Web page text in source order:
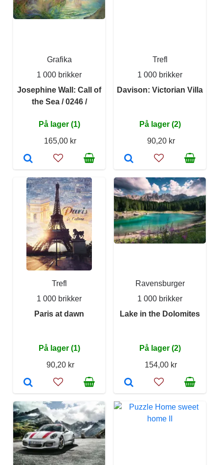
Grafika
1 000 brikker
Josephine Wall: Call of
the Sea / 0246 /
På lager (1)
165,00 kr
Trefl
1 000 brikker
Davison: Victorian Villa
På lager (2)
90,20 kr
Trefl
1 000 brikker
Paris at dawn
På lager (1)
90,20 kr
Ravensburger
1 000 brikker
Lake in the Dolomites
På lager (2)
154,00 kr